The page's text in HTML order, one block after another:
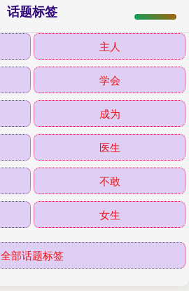
话题标签
主人
学会
成为
医生
不敢
女生
全部话题标签